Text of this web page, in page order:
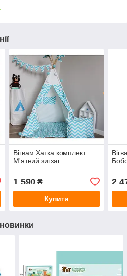
Вігвам Хатка комплект
М'ятний зигзаг
1 590₴
Купити
2
новинки